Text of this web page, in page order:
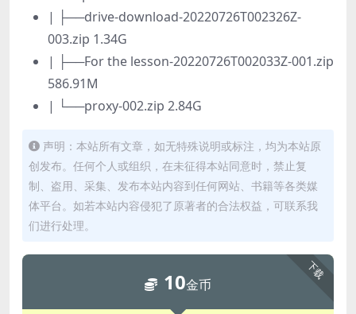
| ├──drive-download-20220726T002326Z-
003.zip 1.34G
| ├──For the lesson-20220726T002033Z-001.zip
586.91M
| └──proxy-002.zip 2.84G
声明：本站所有文章，如无特殊说明或标注，均为本站原
创发布。任何个人或组织，在未征得本站同意时，禁止复
制、盗用、采集、发布本站内容到任何网站、书籍等各类媒
体平台。如若本站内容侵犯了原著者的合法权益，可联系我
们进行处理。
下载
10金币